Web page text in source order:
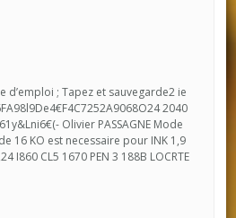
d’emploi ; Tapez et sauvegarde2 ie
2040
Olivier PASSAGNE Mode
16 KO est necessaire pour INK 1,9
I860 CL5 1670 PEN 3 188B LOCRTE